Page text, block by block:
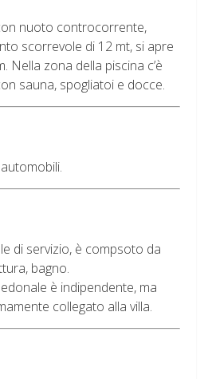
nuoto controcorrente,
scorrevole di 12 mt, si apre
Nella zona della piscina c’è
sauna, spogliatoi e docce.
di servizio, è compsoto da
bagno.
è indipendente, ma
collegato alla villa.